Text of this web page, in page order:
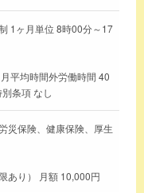
1ヶ月単位 8時00分～17
平均時間外労働時間 40
条項 なし
災保険、健康保険、厚生
あり） 月額 10,000円